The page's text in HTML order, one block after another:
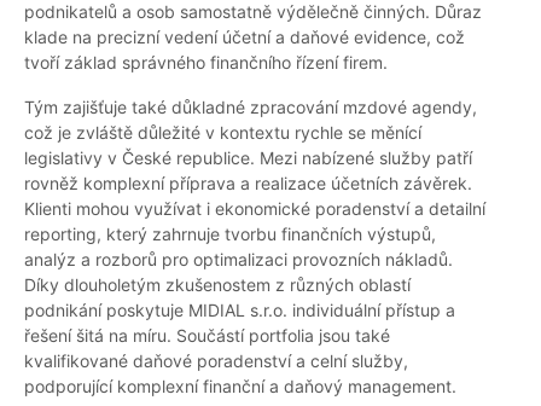
podnikatelů a osob samostatně výdělečně činných. Důraz
klade na precizní vedení účetní a daňové evidence, což
tvoří základ správného finančního řízení firem.
Tým zajišťuje také důkladné zpracování mzdové agendy,
což je zvláště důležité v kontextu rychle se měnící
legislativy v České republice. Mezi nabízené služby patří
rovněž komplexní příprava a realizace účetních závěrek.
Klienti mohou využívat i ekonomické poradenství a detailní
reporting, který zahrnuje tvorbu finančních výstupů,
analýz a rozborů pro optimalizaci provozních nákladů.
Díky dlouholetým zkušenostem z různých oblastí
podnikání poskytuje MIDIAL s.r.o. individuální přístup a
řešení šitá na míru. Součástí portfolia jsou také
kvalifikované daňové poradenství a celní služby,
podporující komplexní finanční a daňový management.